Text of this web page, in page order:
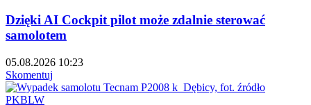
Dzięki AI Cockpit pilot może zdalnie sterować
samolotem
05.08.2026 10:23
Skomentuj